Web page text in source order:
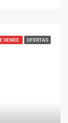
VENDE OFERTAS